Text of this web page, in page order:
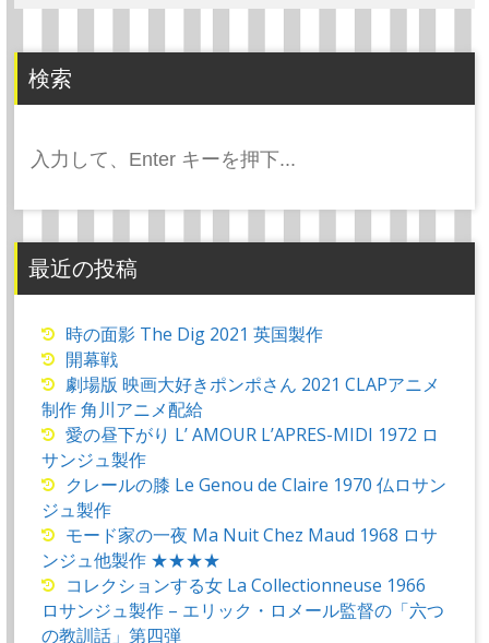
検索
索:
最近の投稿
時の面影 The Dig 2021 英国製作
開幕戦
劇場版 映画大好きポンポさん 2021 CLAPアニメ
制作 角川アニメ配給
愛の昼下がり L’ AMOUR L’APRES-MIDI 1972 ロ
サンジュ製作
クレールの膝 Le Genou de Claire 1970 仏ロサン
ジュ製作
モード家の一夜 Ma Nuit Chez Maud 1968 ロサ
ンジュ他製作 ★★★★
コレクションする女 La Collectionneuse 1966
ロサンジュ製作 – エリック・ロメール監督の「六つ
の教訓話」第四弾